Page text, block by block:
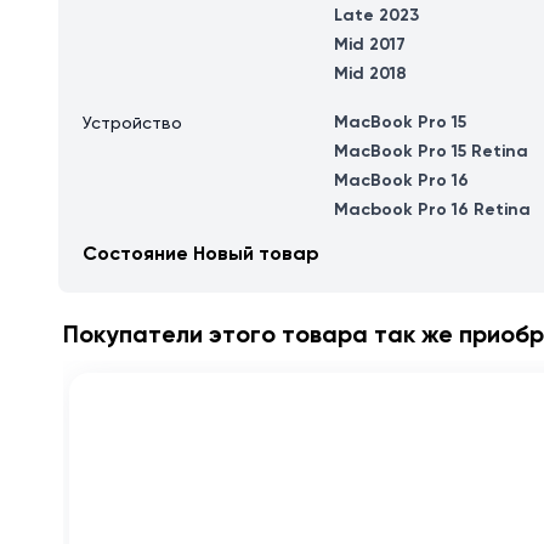
Late 2023
Mid 2017
Mid 2018
Устройство
MacBook Pro 15
MacBook Pro 15 Retina
MacBook Pro 16
Macbook Pro 16 Retina
Состояние Новый товар
Покупатели этого товара так же